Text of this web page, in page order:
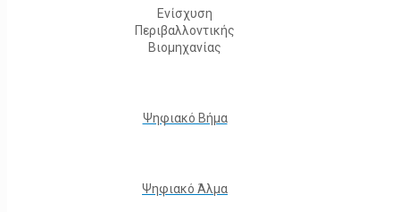
Ενίσχυση
Περιβαλλοντικής
Βιομηχανίας
Ψηφιακό Βήμα
Ψηφιακό Άλμα